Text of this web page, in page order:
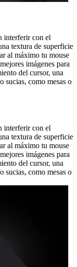
interferir con el
textura de superficie
al máximo tu mouse
imágenes para
del cursor, una
sucias, como mesas o
interferir con el
textura de superficie
al máximo tu mouse
imágenes para
del cursor, una
sucias, como mesas o